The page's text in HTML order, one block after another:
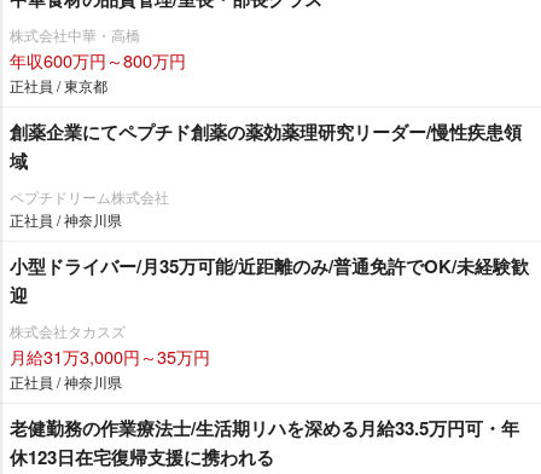
株式会社中華・高橋
年収600万円～800万円
正社員 / 東京都
創薬企業にてペプチド創薬の薬効薬理研究リーダー/慢性疾患領
域
ペプチドリーム株式会社
正社員 / 神奈川県
小型ドライバー/月35万可能/近距離のみ/普通免許でOK/未経験歓
迎
株式会社タカスズ
月給31万3,000円～35万円
正社員 / 神奈川県
老健勤務の作業療法士/生活期リハを深める月給33.5万円可・年
休123日在宅復帰支援に携われる